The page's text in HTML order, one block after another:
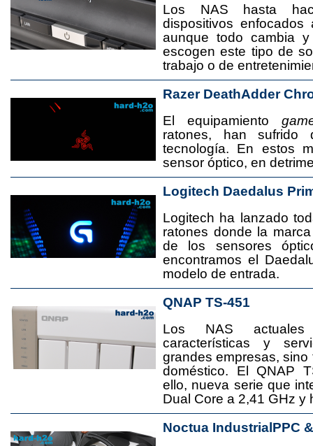
Los NAS hasta
dispositivos
aunque todo cambia
escogen este tipo de
trabajo o de
Razer DeathAdder
El equipamiento
ratones, han sufrido
tecnología. En estos
sensor óptico, en
Logitech Daedalus
Logitech ha lanzado
ratones donde la
de los sensores
encontramos el
modelo de entrada.
QNAP TS-451
Los NAS
características y
grandes empresas,
doméstico. El QNAP
ello, nueva serie que
Dual Core a 2,41 GHz y
Noctua IndustrialPPC